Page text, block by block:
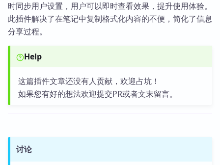
时同步用户设置，用户可以即时查看效果，提升使用体验。
此插件解决了在笔记中复制格式化内容的不便，简化了信息
分享过程。
Help
这篇插件文章还没有人贡献，欢迎占坑！
如果您有好的想法欢迎提交PR或者文末留言。
讨论